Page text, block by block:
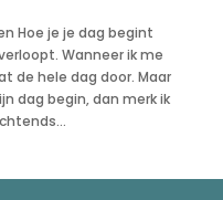
Hoe je je dag begint
Wanneer ik me
de hele dag door. Maar
dag begin, dan merk ik